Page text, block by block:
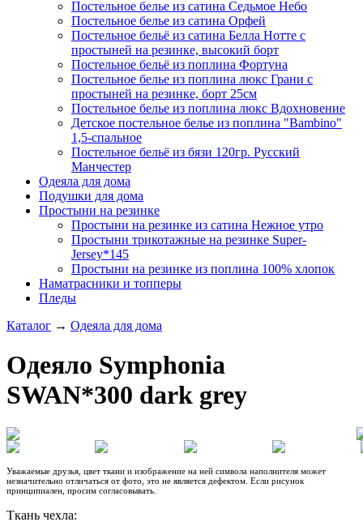
Постельное белье из сатина Седьмое Небо
Постельное белье из сатина Орфей
Постельное бельё из сатина Белла Нотте с
простыней на резинке, высокий борт
Постельное бельё из поплина Фортуна
Постельное белье из поплина люкс Грани с
простыней на резинке, борт 25см
Постельное белье из поплина люкс Вдохновение
Детское постельное белье из поплина "Bambino"
1,5-спальное
Постельное бельё из бязи 120гр. Русский
Манчестер
Одеяла для дома
Подушки для дома
Простыни на резинке
Простыни на резинке из сатина Нежное утро
Простыни трикотажные на резинке Super-
Jersey*145
Простыни на резинке из поплина 100% хлопок
Наматрасники и топперы
Пледы
Каталог → Одеяла для дома
Одеяло Symphonia
SWAN*300 dark grey
Уважаемые друзья, цвет ткани и изображение на ней символа наполнителя может
незначительно отличаться от фото, это не является дефектом. Если рисунок
принципиален, просим согласовывать.
Ткань чехла: